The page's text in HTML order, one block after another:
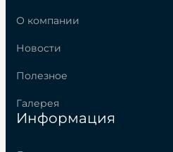
О компании
Новости
Полезное
Галерея
Информация